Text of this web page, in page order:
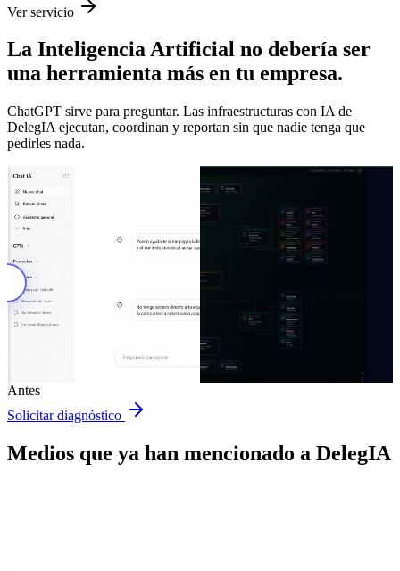
Ver servicio
La Inteligencia Artificial no debería ser
una herramienta más en tu empresa.
ChatGPT sirve para preguntar. Las infraestructuras con IA de
DelegIA ejecutan, coordinan y reportan sin que nadie tenga que
pedirles nada.
Antes
Despues
Solicitar diagnóstico
Medios que ya han mencionado a DelegIA